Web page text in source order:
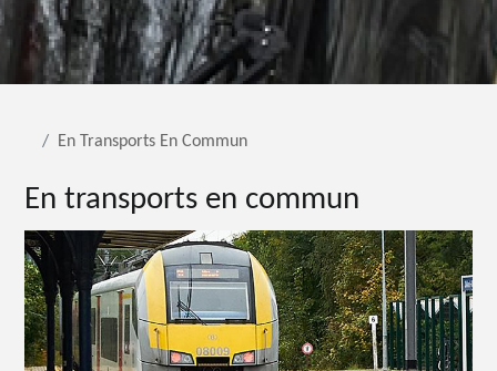
En Transports En Commun
En transports en commun